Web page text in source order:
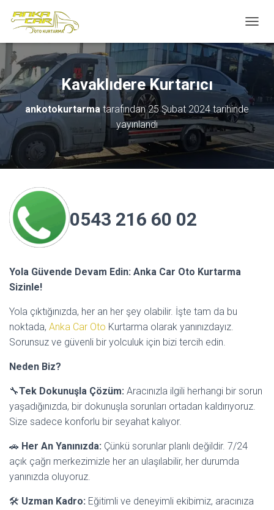
E
N
A
/
K
A
P
A
Kavaklıdere Kurtarıcı
ankotokurtarmatarafından25 Şubat 2024 tarihinde
yayınlandı
0543 216 60 02
Yola Güvende Devam Edin: Anka Car Oto Kurtarma
Sizinle!
Yola çıktığınızda, her an her şey olabilir. İşte tam da bu
noktada, Anka Car Oto Kurtarma olarak yanınızdayız.
Sorunsuz ve güvenli bir yolculuk için bizi tercih edin.
Neden Biz?
🔧Tek Dokunuşla Çözüm: Aracınızla ilgili herhangi bir sorun
yaşadığınızda, bir dokunuşla sorunları ortadan kaldırıyoruz.
Size sadece konforlu bir seyahat kalıyor.
🚗 Her An Yanınızda: Çünkü sorunlar planlı değildir. 7/24
açık çağrı merkezimizle her an ulaşılabilir, her durumda
yanınızda oluyoruz.
🛠️ Uzman Kadro: Eğitimli ve deneyimli ekibimiz, aracınıza